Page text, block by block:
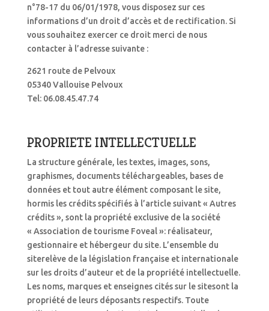
n°78-17 du 06/01/1978, vous disposez sur ces
informations d’un droit d’accès et de rectification. Si
vous souhaitez exercer ce droit merci de nous
contacter à l’adresse suivante :
2621 route de Pelvoux
05340 Vallouise Pelvoux
Tel: 06.08.45.47.74
PROPRIETE INTELLECTUELLE
La structure générale, les textes, images, sons,
graphismes, documents téléchargeables, bases de
données et tout autre élément composant le site,
hormis les crédits spécifiés à l’article suivant « Autres
crédits », sont la propriété exclusive de la société
« Association de tourisme Foveal »: réalisateur,
gestionnaire et hébergeur du site. L’ensemble du
siterelève de la législation française et internationale
sur les droits d’auteur et de la propriété intellectuelle.
Les noms, marques et enseignes cités sur le sitesont la
propriété de leurs déposants respectifs. Toute